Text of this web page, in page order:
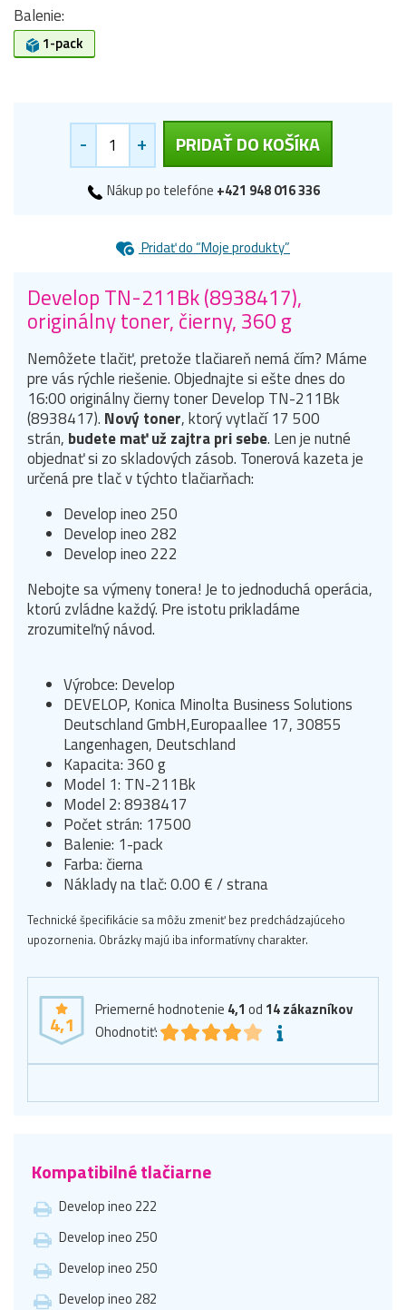
Balenie:
1-pack
- + PRIDAŤ DO KOŠÍKA
Nákup po telefóne +421 948 016 336
Pridať do “Moje produkty”
Develop TN-211Bk (8938417),
originálny toner, čierny, 360 g
Nemôžete tlačiť, pretože tlačiareň nemá čím? Máme
pre vás rýchle riešenie. Objednajte si ešte dnes do
16:00 originálny čierny toner Develop TN-211Bk
(8938417). Nový toner, ktorý vytlačí 17 500
strán, budete mať už zajtra pri sebe. Len je nutné
objednať si zo skladových zásob. Tonerová kazeta je
určená pre tlač v týchto tlačiarňach:
Develop ineo 250
Develop ineo 282
Develop ineo 222
Nebojte sa výmeny tonera! Je to jednoduchá operácia,
ktorú zvládne každý. Pre istotu prikladáme
zrozumiteľný návod.
Výrobce: Develop
DEVELOP, Konica Minolta Business Solutions
Deutschland GmbH,Europaallee 17, 30855
Langenhagen, Deutschland
Kapacita: 360 g
Model 1: TN-211Bk
Model 2: 8938417
Počet strán: 17500
Balenie: 1-pack
Farba: čierna
Náklady na tlač: 0.00 € / strana
Technické špecifikácie sa môžu zmeniť bez predchádzajúceho
upozornenia. Obrázky majú iba informatívny charakter.
4,1
Priemerné hodnotenie 4,1 od 14zákazníkov
Ohodnotiť:
Kompatibilné tlačiarne
Develop ineo 222
Develop ineo 250
Develop ineo 250
Develop ineo 282